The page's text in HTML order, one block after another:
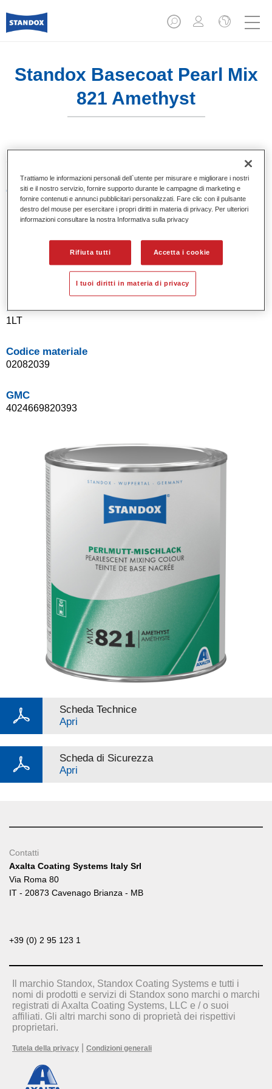
Standox Basecoat Pearl Mix
821 Amethyst
Caratteristiche del prodotto
Eccezionale punto tinta.
Colori pastello, metallizzati e perlati.
Buona opacità.
Sistema di basi opache a solvente Standox.
Facile da sfumare.
Product Variant
1LT
Codice materiale
02082039
GMC
4024669820393
Scheda Technice
Apri
Scheda di Sicurezza
Apri
Contatti
Axalta Coating Systems Italy Srl
Via Roma 80
IT - 20873 Cavenago Brianza - MB
+39 (0) 2 95 123 1
Il marchio Standox, Standox Coating Systems e tutti i
nomi di prodotti e servizi di Standox sono marchi o marchi
registrati di Axalta Coating Systems, LLC e / o suoi
affiliati. Gli altri marchi sono di proprietà dei rispettivi
proprietari.
Tutela della privacy Condizioni generali
Trattiamo le informazioni personali dell`utente per misurare e migliorare i nostri
siti e il nostro servizio, fornire supporto durante le campagne di marketing e
fornire contenuti e annunci pubblicitari personalizzati. Fare clic con il pulsante
destro del mouse per esercitare i propri diritti in materia di privacy. Per ulteriori
informazioni consultare la nostra Informativa sulla privacy
Rifiuta tutti Accetta i cookie
I tuoi diritti in materia di privacy